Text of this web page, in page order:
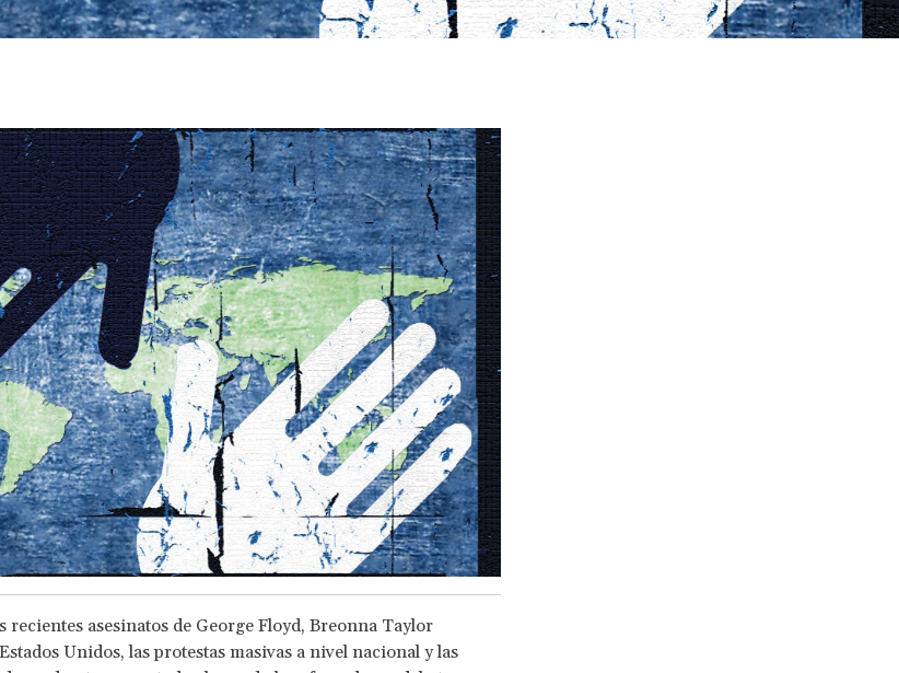
asesinatos de George Floyd, Breonna Taylor
Unidos, las protestas masivas a nivel nacional y las